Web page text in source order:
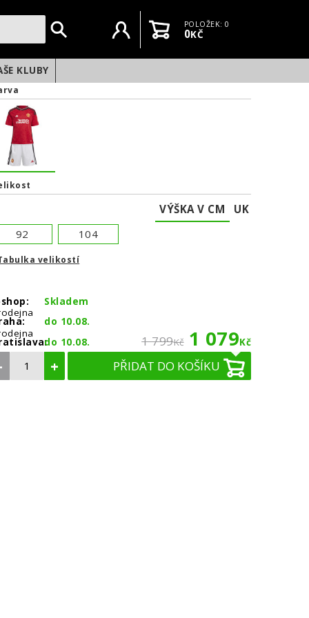
Uživatelský účet
KošíkPOLOŽEK: 0
0KČ
KLUBY
VÝŠKA V CM
UK
92
104
velikostí
shop:
Skladem
do 10.08.
do 10.08. 1 799Kč 1 079Kč
+ PŘIDAT DO KOŠÍKU